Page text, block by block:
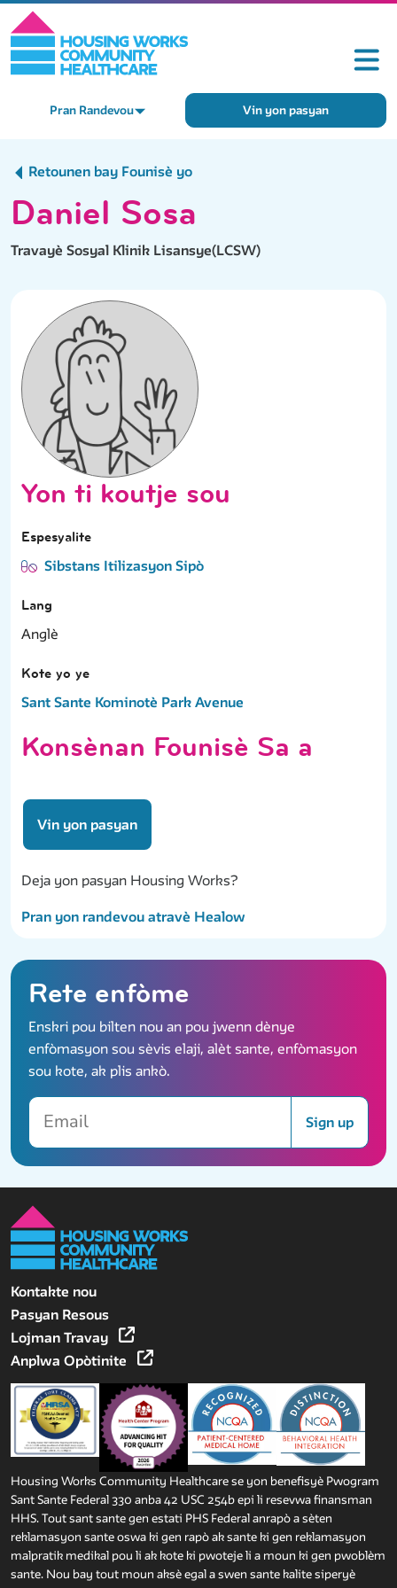
Pran Randevou Vin yon pasyan
Retounen bay Founisè yo
Daniel Sosa
Travayè Sosyal Klinik Lisansye(LCSW)
Yon ti koutje sou
Espesyalite
Sibstans Itilizasyon Sipò
Lang
Anglè
Kote yo ye
Sant Sante Kominotè Park Avenue
Konsènan Founisè Sa a
Vin yon pasyan
Deja yon pasyan Housing Works?
Pran yon randevou atravè Healow
Rete enfòme
Enskri pou bilten nou an pou jwenn dènye
enfòmasyon sou sèvis elaji, alèt sante, enfòmasyon
sou kote, ak plis ankò.
Email
Sign up
Kontakte nou
Pasyan Resous
Lojman Travay
Anplwa Opòtinite
Housing Works Community Healthcare se yon benefisyè Pwogram
Sant Sante Federal 330 anba 42 USC 254b epi li resevwa finansman
HHS. Tout sant sante gen estati PHS Federal anrapò a sèten
reklamasyon sante oswa ki gen rapò ak sante ki gen reklamasyon
malpratik medikal pou li ak kote ki pwoteje li a moun ki gen pwoblèm
sante. Nou bay tout moun aksè egal a swen sante kalite siperyè